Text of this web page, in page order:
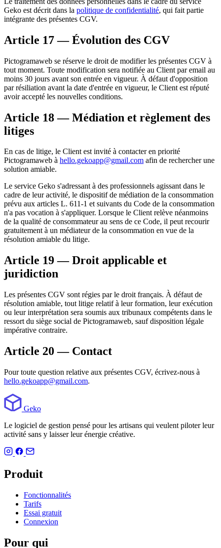
Geko est décrit dans la politique de confidentialité, qui fait partie
intégrante des présentes CGV.
Article 17 — Évolution des CGV
Pictogramaweb se réserve le droit de modifier les présentes CGV à
tout moment. Toute modification sera notifiée au Client par email au
moins 30 jours avant son entrée en vigueur. À défaut d'opposition
par résiliation avant la date d'entrée en vigueur, le Client est réputé
avoir accepté les nouvelles conditions.
Article 18 — Médiation et règlement des
litiges
En cas de litige, le Client est invité à contacter en priorité
Pictogramaweb à hello.gekoapp@gmail.com afin de rechercher une
solution amiable.
Le service Geko s'adressant à des professionnels agissant dans le
cadre de leur activité, le dispositif de médiation de la consommation
prévu aux articles L. 611-1 et suivants du Code de la consommation
n'a pas vocation à s'appliquer. Lorsque le Client relève néanmoins
de la qualité de consommateur au sens de ce Code, il peut recourir
gratuitement à un médiateur de la consommation en vue de la
résolution amiable du litige.
Article 19 — Droit applicable et
juridiction
Les présentes CGV sont régies par le droit français. À défaut de
résolution amiable, tout litige relatif à leur formation, leur exécution
ou leur interprétation sera soumis aux tribunaux compétents dans le
ressort du siège social de Pictogramaweb, sauf disposition légale
impérative contraire.
Article 20 — Contact
Pour toute question relative aux présentes CGV, écrivez-nous à
hello.gekoapp@gmail.com.
Geko
Le logiciel de gestion pensé pour les artisans qui veulent piloter leur
activité sans y laisser leur énergie créative.
Produit
Fonctionnalités
Tarifs
Essai gratuit
Connexion
Pour qui